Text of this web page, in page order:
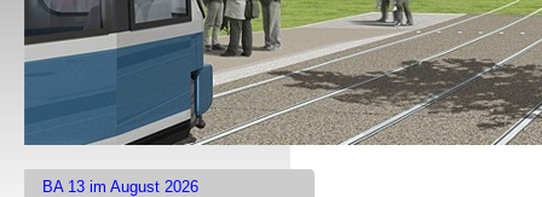
BA 13 im August 2026